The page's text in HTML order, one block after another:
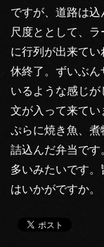
ですが、道路は
尺度ととして、
に行列が出来て
休終了。ずいぶん
いるような感じ
文が入って来て
ぷらに焼き魚、
詰込んだ弁当で
多いみたいです
はいかがですか。